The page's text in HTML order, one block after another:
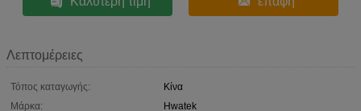
Λεπτομέρειες
Τόπος καταγωγής:
Κίνα
Μάρκα:
Hwatek